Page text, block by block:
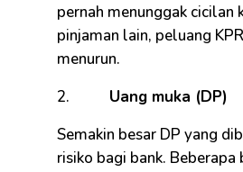
pernah menunggak cicilan
pinjaman lain, peluang
menurun.
2. Uang muka (DP)
Semakin besar DP yang
risiko bagi bank. Beberapa